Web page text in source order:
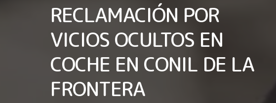
RECLAMACIÓN POR
VICIOS OCULTOS EN
COCHE EN CONIL DE LA
FRONTERA